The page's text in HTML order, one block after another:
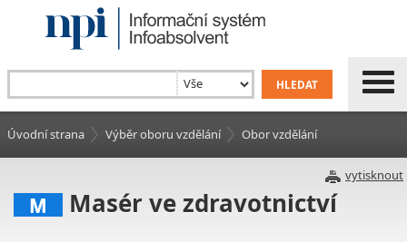
Úvodní strana Výběr oboru vzdělání Obor vzdělání
vytisknout
M Masér ve zdravotnictví